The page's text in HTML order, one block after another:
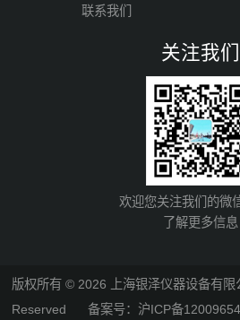
联系我们
关注我们
欢迎您关注我们的微
了解更多信息
版权所有 © 2026 上海银泽仪器设备有限
Reserved备案号：沪ICP备